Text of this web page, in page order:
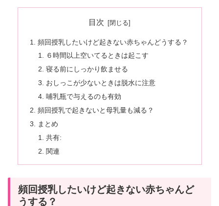
目次
頻回授乳したいけど起きない赤ちゃんどうする？
６時間以上空いてるときは起こす
寝る前にしっかり飲ませる
おしっこが少ないときは脱水に注意
哺乳瓶で与えるのも有効
頻回授乳で起きないと母乳量も減る？
まとめ
共有:
関連
頻回授乳したいけど起きない赤ちゃんど
うする？